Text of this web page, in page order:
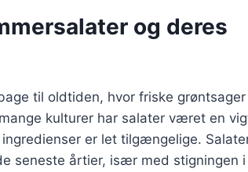
og deres
til oldtiden, hvor friske
kulturer har salater været en
er let tilgængelige.
seneste årtier, især med stigningen i